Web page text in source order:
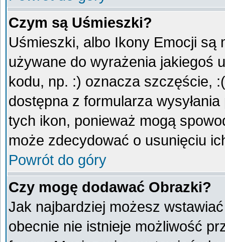
Czym są Uśmieszki?
Uśmieszki, albo Ikony Emocji są
używane do wyrażenia jakiegoś
kodu, np. :) oznacza szczęście,
dostępna z formularza
tych ikon, ponieważ mogą
może zdecydować o usunięciu
Powrót do góry
Czy mogę dodawać Obrazki?
Jak najbardziej możesz
obecnie nie istnieje możliwość